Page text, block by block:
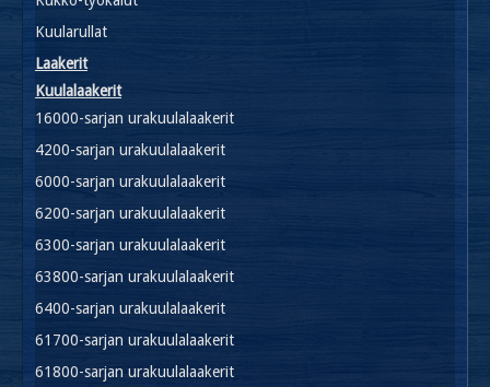
Kuularullat
Laakerit
Kuulalaakerit
16000-sarjan urakuulalaakerit
4200-sarjan urakuulalaakerit
6000-sarjan urakuulalaakerit
6200-sarjan urakuulalaakerit
6300-sarjan urakuulalaakerit
63800-sarjan urakuulalaakerit
6400-sarjan urakuulalaakerit
61700-sarjan urakuulalaakerit
61800-sarjan urakuulalaakerit